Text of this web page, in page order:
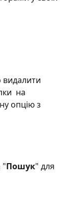
видалити
на
опцію з
"Пошук" для